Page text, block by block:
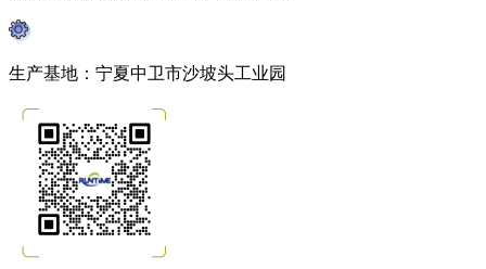
生产基地：宁夏中卫市沙坡头工业园